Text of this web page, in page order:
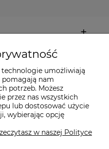
umożliwiają
pomagają nam
potrzeb. Możesz
przez nas wszystkich
lub dostosować użycie
wybierając opcję
w naszej Polityce